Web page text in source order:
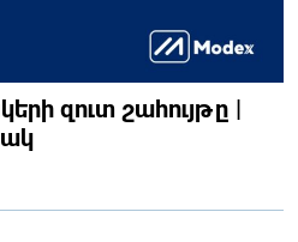
զուտ շահույթը |